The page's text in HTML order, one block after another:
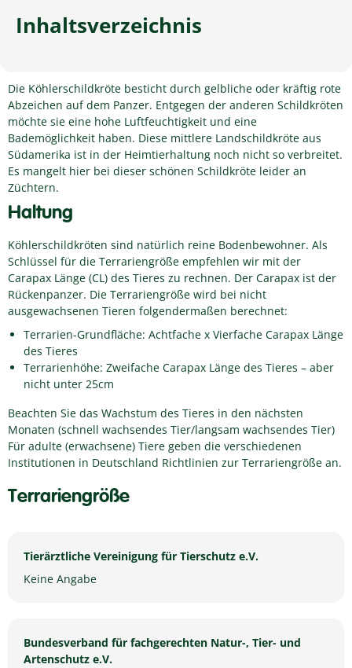
Inhaltsverzeichnis
Die Köhlerschildkröte besticht durch gelbliche oder kräftig rote
Abzeichen auf dem Panzer. Entgegen der anderen Schildkröten
möchte sie eine hohe Luftfeuchtigkeit und eine
Bademöglichkeit haben. Diese mittlere Landschildkröte aus
Südamerika ist in der Heimtierhaltung noch nicht so verbreitet.
Es mangelt hier bei dieser schönen Schildkröte leider an
Züchtern.
Haltung
Köhlerschildkröten sind natürlich reine Bodenbewohner. Als
Schlüssel für die Terrariengröße empfehlen wir mit der
Carapax Länge (CL) des Tieres zu rechnen. Der Carapax ist der
Rückenpanzer. Die Terrariengröße wird bei nicht
ausgewachsenen Tieren folgendermaßen berechnet:
Terrarien-Grundfläche: Achtfache x Vierfache Carapax Länge
des Tieres
Terrarienhöhe: Zweifache Carapax Länge des Tieres – aber
nicht unter 25cm
Beachten Sie das Wachstum des Tieres in den nächsten
Monaten (schnell wachsendes Tier/langsam wachsendes Tier)
Für adulte (erwachsene) Tiere geben die verschiedenen
Institutionen in Deutschland Richtlinien zur Terrariengröße an.
Terrariengröße
Tierärztliche Vereinigung für Tierschutz e.V.
Keine Angabe
Bundesverband für fachgerechten Natur-, Tier- und
Artenschutz e.V.